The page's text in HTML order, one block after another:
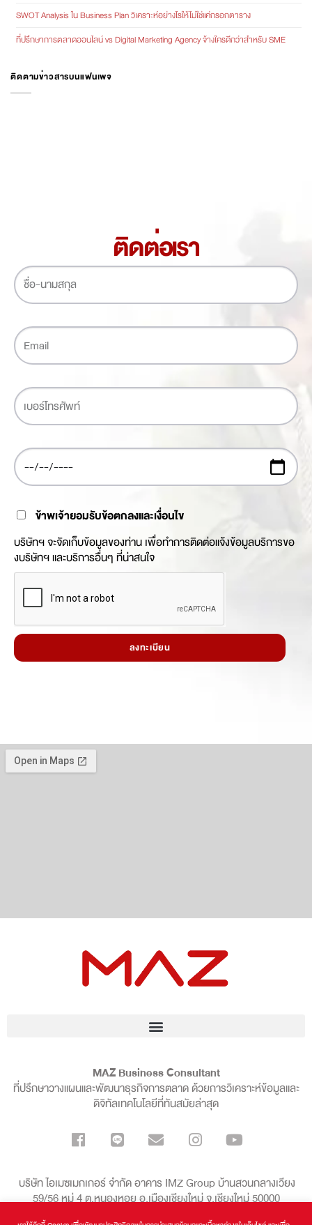
SWOT Analysis ใน Business Plan วิเคราะห์อย่างไรให้ไม่ใช่แค่กรอกตาราง
ที่ปรึกษาการตลาดออนไลน์ vs Digital Marketing Agency จ้างใครดีกว่าสำหรับ SME
ติดตามข่าวสารบนแฟนเพจ
ติดต่อเรา
ข้าพเจ้ายอมรับข้อตกลงและเงื่อนไข
บริษัทฯ จะจัดเก็บข้อมูลของท่าน เพื่อทำการติดต่อแจ้งข้อมูลบริการขอ
งบริษัทฯ และบริการอื่นๆ ที่น่าสนใจ
ลงทะเบียน
MAZ Business Consultant
ที่ปรึกษาวางแผนและพัฒนาธุรกิจการตลาด ด้วยการวิเคราะห์ข้อมูลและ
ดิจิทัลเทคโนโลยีที่ทันสมัยล่าสุด
บริษัท ไอเมซเมกเกอร์ จำกัด อาคาร IMZ Group บ้านสวนกลางเวียง
59/56 หมู่ 4 ต.หนองหอย อ.เมืองเชียงใหม่ จ.เชียงใหม่ 50000